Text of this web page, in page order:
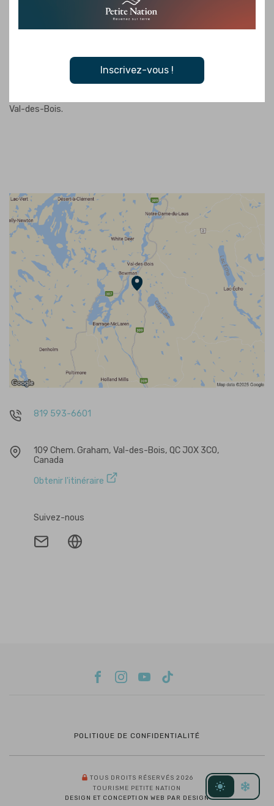
Inscrivez-vous !
amateurs de VTT apprécieront la proximité d’un sentier fédéré.
Les propriétaires ont à cœur d’offrir un service attentionné,
transforme en souvenir mémorable. Que ce soit pour une nuit,
une fin de semaine ou une saison complète, le Camping
Val-des-Bois.
819 593-6601
109 Chem. Graham, Val-des-Bois, QC J0X 3C0,
Canada
Obtenir l'itinéraire
Suivez-nous
TOUS DROITS RÉSERVÉS 2026
TOURISME PETITE NATION
DESIGN ET CONCEPTION WEB PAR DESIGN
POLITIQUE DE CONFIDENTIALITÉ